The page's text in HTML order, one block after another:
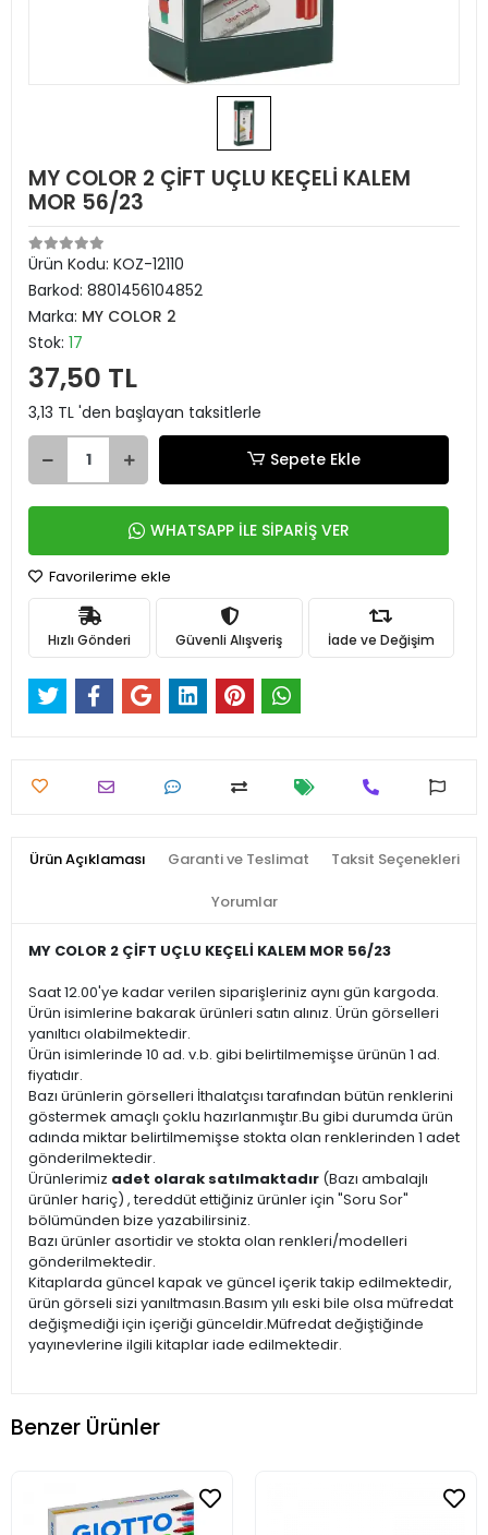
MY COLOR 2 ÇİFT UÇLU KEÇELİ KALEM
MOR 56/23
Ürün Kodu: KOZ-12110
Barkod: 8801456104852
Marka: MY COLOR 2
Stok: 17
37,50 TL
3,13 TL 'den başlayan taksitlerle
Sepete Ekle
WHATSAPP İLE SİPARİŞ VER
Favorilerime ekle
Hızlı Gönderi Güvenli Alışveriş İade ve Değişim
Ürün Açıklaması Garanti ve Teslimat Taksit Seçenekleri
Yorumlar
MY COLOR 2 ÇİFT UÇLU KEÇELİ KALEM MOR 56/23
Saat 12.00'ye kadar verilen siparişleriniz aynı gün kargoda.
Ürün isimlerine bakarak ürünleri satın alınız. Ürün görselleri
yanıltıcı olabilmektedir.
Ürün isimlerinde 10 ad. v.b. gibi belirtilmemişse ürünün 1 ad.
fiyatıdır.
Bazı ürünlerin görselleri İthalatçısı tarafından bütün renklerini
göstermek amaçlı çoklu hazırlanmıştır.Bu gibi durumda ürün
adında miktar belirtilmemişse stokta olan renklerinden 1 adet
gönderilmektedir.
Ürünlerimiz adet olarak satılmaktadır (Bazı ambalajlı
ürünler hariç) , tereddüt ettiğiniz ürünler için "Soru Sor"
bölümünden bize yazabilirsiniz.
Bazı ürünler asortidir ve stokta olan renkleri/modelleri
gönderilmektedir.
Kitaplarda güncel kapak ve güncel içerik takip edilmektedir,
ürün görseli sizi yanıltmasın.Basım yılı eski bile olsa müfredat
değişmediği için içeriği günceldir.Müfredat değiştiğinde
yayınevlerine ilgili kitaplar iade edilmektedir.
Benzer Ürünler